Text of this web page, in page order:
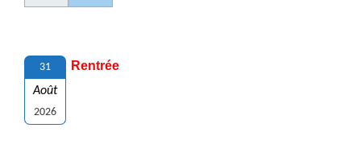
31
Août
2026
Rentrée